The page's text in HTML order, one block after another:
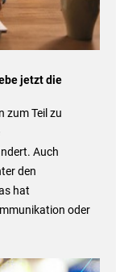
jetzt die
zum Teil zu
Auch
den
hat
oder